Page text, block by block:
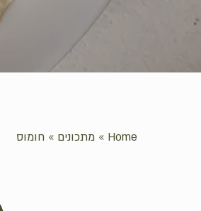
Home
» מתכונים » חומוס